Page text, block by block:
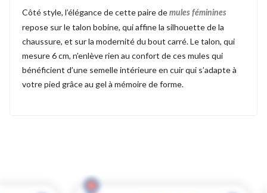
Côté style, l’élégance de cette paire de mules féminines
repose sur le talon bobine, qui affine la silhouette de la
chaussure, et sur la modernité du bout carré. Le talon, qui
mesure 6 cm, n’enlève rien au confort de ces mules qui
bénéficient d’une semelle intérieure en cuir qui s’adapte à
votre pied grâce au gel à mémoire de forme.